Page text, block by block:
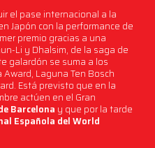
el pase internacional a la
Japón con la performance de
premio gracias a una
Li y Dhalsim, de la saga de
galardón se suma a los
Award, Laguna Ten Bosch
Está previsto que en la
actúen en el Gran
Barcelona y que por la tarde
Española del World